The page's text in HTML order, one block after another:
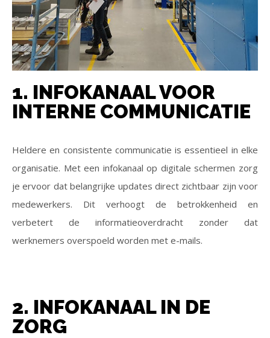
1. INFOKANAAL VOOR
INTERNE COMMUNICATIE
Heldere en consistente communicatie is essentieel in elke
organisatie. Met een infokanaal op digitale schermen zorg
je ervoor dat belangrijke updates direct zichtbaar zijn voor
medewerkers. Dit verhoogt de betrokkenheid en
verbetert de informatieoverdracht zonder dat
werknemers overspoeld worden met e-mails.
2. INFOKANAAL IN DE
ZORG